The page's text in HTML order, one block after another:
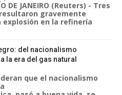
DE JANEIRO (Reuters) - Tres
gravemente
explosión en la refinería
del nacionalismo
la era del gas natural
que el nacionalismo